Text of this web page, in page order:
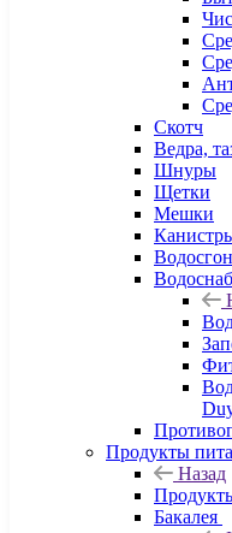
Скотч
Ведра,
Шнуры
Щетки
Мешки
Продукты
Назад
Бакалея